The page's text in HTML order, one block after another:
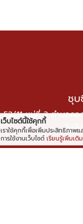
ชุ
52/11 หมู่ที่ 3 ตำบลคอ
วันจั
เว็บไซต์นี้ใช้คุกกี้
เราใช้คุกกี้เพื่อเพิ่มประสิทธิภาพ
การใช้งานเว็บไซต์ เรียนรู้เพิ่มเติม